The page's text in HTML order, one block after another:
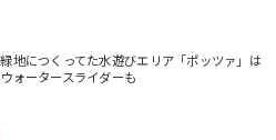
地につくってた水遊びエリア「ポッツァ」は
ォータースライダーも